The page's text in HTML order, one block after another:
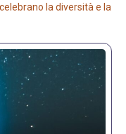
la diversità e la